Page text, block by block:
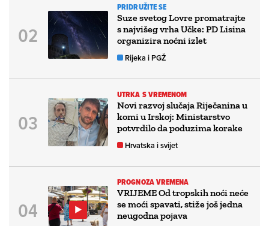
PRIDRUŽITE SE
Suze svetog Lovre promatrajte
s najvišeg vrha Učke: PD Lisina
organizira noćni izlet
Rijeka i PGŽ
UTRKA S VREMENOM
Novi razvoj slučaja Riječanina u
komi u Irskoj: Ministarstvo
potvrdilo da poduzima korake
Hrvatska i svijet
PROGNOZA VREMENA
VRIJEME Od tropskih noći neće
se moći spavati, stiže još jedna
neugodna pojava